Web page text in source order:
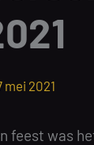
mei 2021
feest was